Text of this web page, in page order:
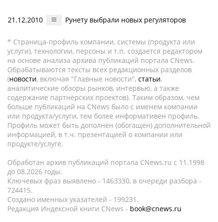
21.12.2010 Рунету выбрали новых регуляторов
* Страница-профиль компании, системы (продукта или
услуги), технологии, персоны и т.п. создается редактором
на основе анализа архива публикаций портала CNews.
Обрабатываются тексты всех редакционных разделов
(новости, включая "Главные новости", статьи,
аналитические обзоры рынков, интервью, а также
содержание партнёрских проектов). Таким образом, чем
больше публикаций на CNews было с именем компании
или продукта/услуги, тем более информативен профиль.
Профиль может быть дополнен (обогащен) дополнительной
информацией, в т.ч. презентацией о компании или
продукте/услуге.
Обработан архив публикаций портала CNews.ru c 11.1998
до 08.2026 годы.
Ключевых фраз выявлено - 1463330, в очереди разбора -
724415.
Создано именных указателей - 199231.
Редакция Индексной книги CNews - book@cnews.ru